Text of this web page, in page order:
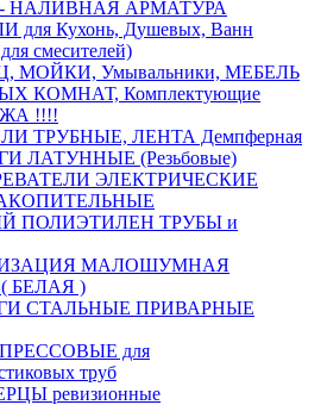
НАЛИВНАЯ АРМАТУРА
Кухонь, Душевых, Ванн
смесителей)
МОЙКИ, Умывальники, МЕБЕЛЬ
КОМНАТ, Комплектующие
!!!!
ТРУБНЫЕ, ЛЕНТА Демпферная
ЛАТУННЫЕ (Резьбовые)
ЭЛЕКТРИЧЕСКИЕ
ПОЛИЭТИЛЕН ТРУБЫ и
МАЛОШУМНАЯ
( БЕЛАЯ )
СТАЛЬНЫЕ ПРИВАРНЫЕ
для
труб
ревизионные